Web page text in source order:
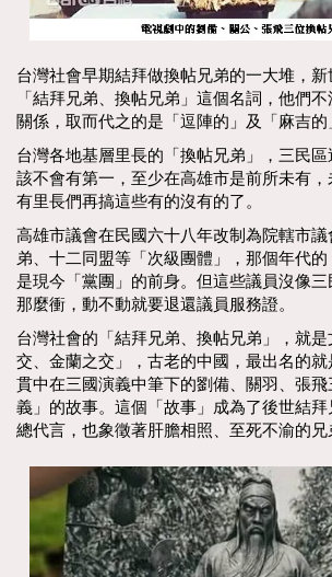
台灣社會早期結拜做換帖兄弟的一大堆，
「結拜兄弟、換帖兄弟」這個名詞，他們
關係，取而代之的是「逗陣的」及「麻吉的
台灣各地基層里長的「換帖兄弟」，三民
該不會有第一，至少在高雄市是前所未有
有里長們再搞這些有的沒有的了。
高雄市議會在民國六十八年改制為院轄市
弟、十二同盟等「次級團體」，那個年代
是現今「黨團」的前身。但這些議員沒像
那麼衝，動不動就要退還議員服務證。
台灣社會的「結拜兄弟、換帖兄弟」，就
交、金蘭之交」，古老的中國，最出名的
貫中在三國演義中筆下的劉備、關羽、張
義」的故事。這個「故事」成為了後世結
總代言，也象徵著肝膽相照、至死不渝的兄